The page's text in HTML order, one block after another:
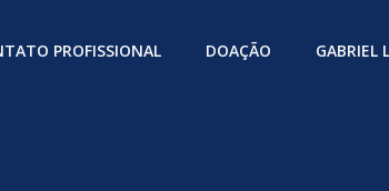
PROFISSIONAL DOAÇÃO GABRIEL